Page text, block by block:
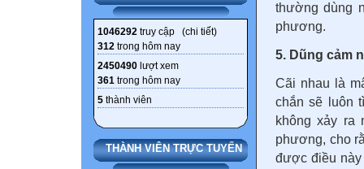
1046292 truy cập (chi tiết)
312 trong hôm nay
2450490 lượt xem
361 trong hôm nay
5 thành viên
THÀNH VIÊN TRỰC TUYẾN
thường dùng
phương.
5. Dũng cảm
Cãi nhau là
chắn sẽ luôn
không xảy ra
phương, cho
được điều